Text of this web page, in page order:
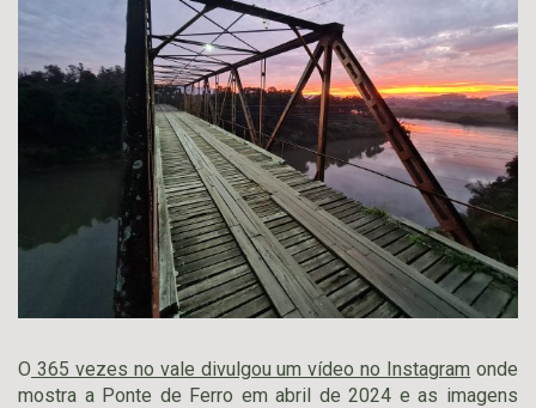
O 365 vezes no vale divulgou um vídeo no Instagram onde
mostra a Ponte de Ferro em abril de 2024 e as imagens